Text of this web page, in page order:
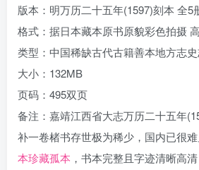
版本：明万历二十五年(1597)刻本 全5
格式：据日本藏本原书原貌彩色拍摄
类型：中国稀缺古代古籍善本地方志
大小：132MB
页码：495双页
备注：嘉靖江西省大志万历二十五年
补一卷楮书存世极为稀少，国内已很
本珍藏孤本 ，书本完整且字迹清晰高